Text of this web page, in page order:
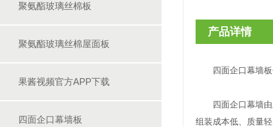
聚氨酯玻璃丝棉板
聚氨酯玻璃丝棉屋面板
果酱视频官方APP下载
四面企口幕墙板
产品详情
四面企口幕墙板作为
四面企口幕墙由上压型
组装成本低、质量